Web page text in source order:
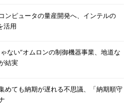
ンピュータの量産開発へ、インテルの
活用
ない”オムロンの制御機器事業、地道な
結実
めても納期が遅れる不思議、「納期順守